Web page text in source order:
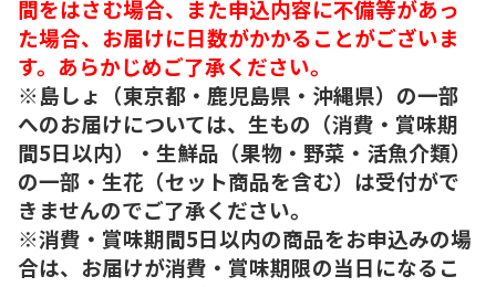
間をはさむ場合、また申込内容に不備等があっ
た場合、お届けに日数がかかることがございま
す。あらかじめご了承ください。
※島しょ（東京都・鹿児島県・沖縄県）の一部
へのお届けについては、生もの（消費・賞味期
間5日以内）・生鮮品（果物・野菜・活魚介類）
の一部・生花（セット商品を含む）は受付がで
きませんのでご了承ください。
※消費・賞味期間5日以内の商品をお申込みの場
合は、お届けが消費・賞味期限の当日になるこ